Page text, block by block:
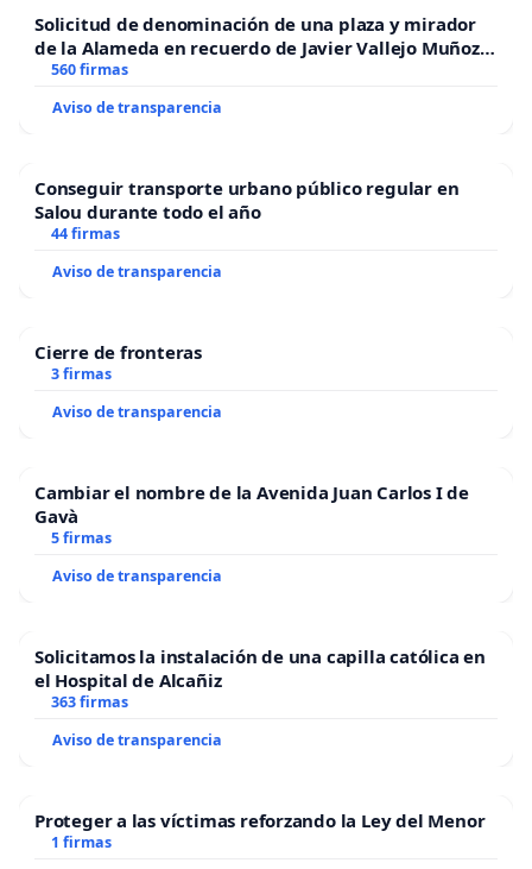
Solicitud de denominación de una plaza y mirador
de la Alameda en recuerdo de Javier Vallejo Muñoz
“Mazinger”
560 firmas
Aviso de transparencia
Conseguir transporte urbano público regular en
Salou durante todo el año
44 firmas
Aviso de transparencia
Cierre de fronteras
3 firmas
Aviso de transparencia
Cambiar el nombre de la Avenida Juan Carlos I de
Gavà
5 firmas
Aviso de transparencia
Solicitamos la instalación de una capilla católica en
el Hospital de Alcañiz
363 firmas
Aviso de transparencia
Proteger a las víctimas reforzando la Ley del Menor
1 firmas